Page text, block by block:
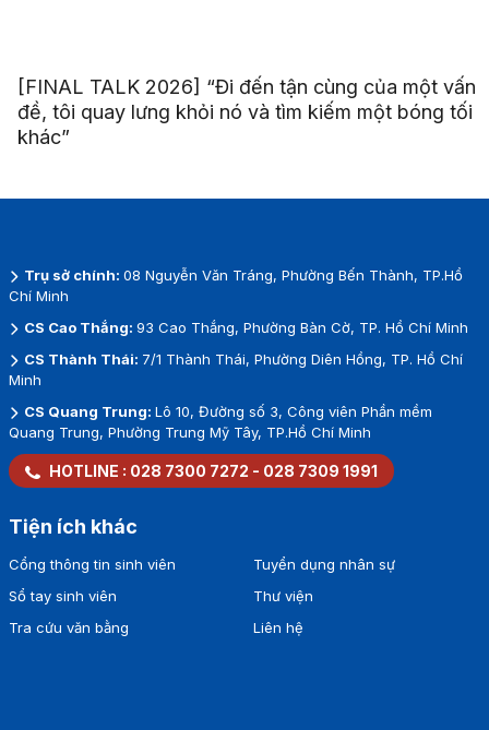
[FINAL TALK 2026] “Đi đến tận cùng của một vấn
đề, tôi quay lưng khỏi nó và tìm kiếm một bóng tối
khác”
Trụ sở chính: 08 Nguyễn Văn Tráng, Phường Bến Thành, TP.Hồ
Chí Minh
CS Cao Thắng: 93 Cao Thắng, Phường Bàn Cờ, TP. Hồ Chí Minh
CS Thành Thái: 7/1 Thành Thái, Phường Diên Hồng, TP. Hồ Chí
Minh
CS Quang Trung: Lô 10, Đường số 3, Công viên Phần mềm
Quang Trung, Phường Trung Mỹ Tây, TP.Hồ Chí Minh
HOTLINE : 028 7300 7272 - 028 7309 1991
Tiện ích khác
Cổng thông tin sinh viên
Sổ tay sinh viên
Tra cứu văn bằng
Tuyển dụng nhân sự
Thư viện
Liên hệ